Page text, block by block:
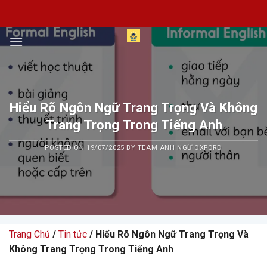
content
Hiểu Rõ Ngôn Ngữ Trang Trọng Và Không
Trang Trọng Trong Tiếng Anh
POSTED ON 19/07/2025 BY TEAM ANH NGỮ OXFORD
Trang Chủ / Tin tức / Hiểu Rõ Ngôn Ngữ Trang Trọng Và
Không Trang Trọng Trong Tiếng Anh